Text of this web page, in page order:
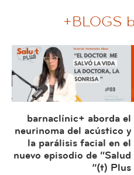
BLOGS
barnaclínic+ aborda el
neurinoma del acústico y
la parálisis facial en el
nuevo episodio de “Salud
(t) Plus”